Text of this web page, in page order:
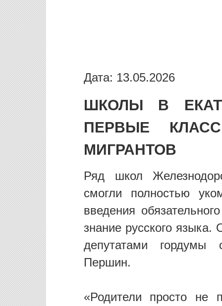
Дата: 13.05.2026
ШКОЛЫ В
ПЕРВЫЕ
МИГРАНТОВ
Ряд школ
смогли полностью
введения
знание русского языка.
депутатами гордумы
Першин.
«Родители просто не